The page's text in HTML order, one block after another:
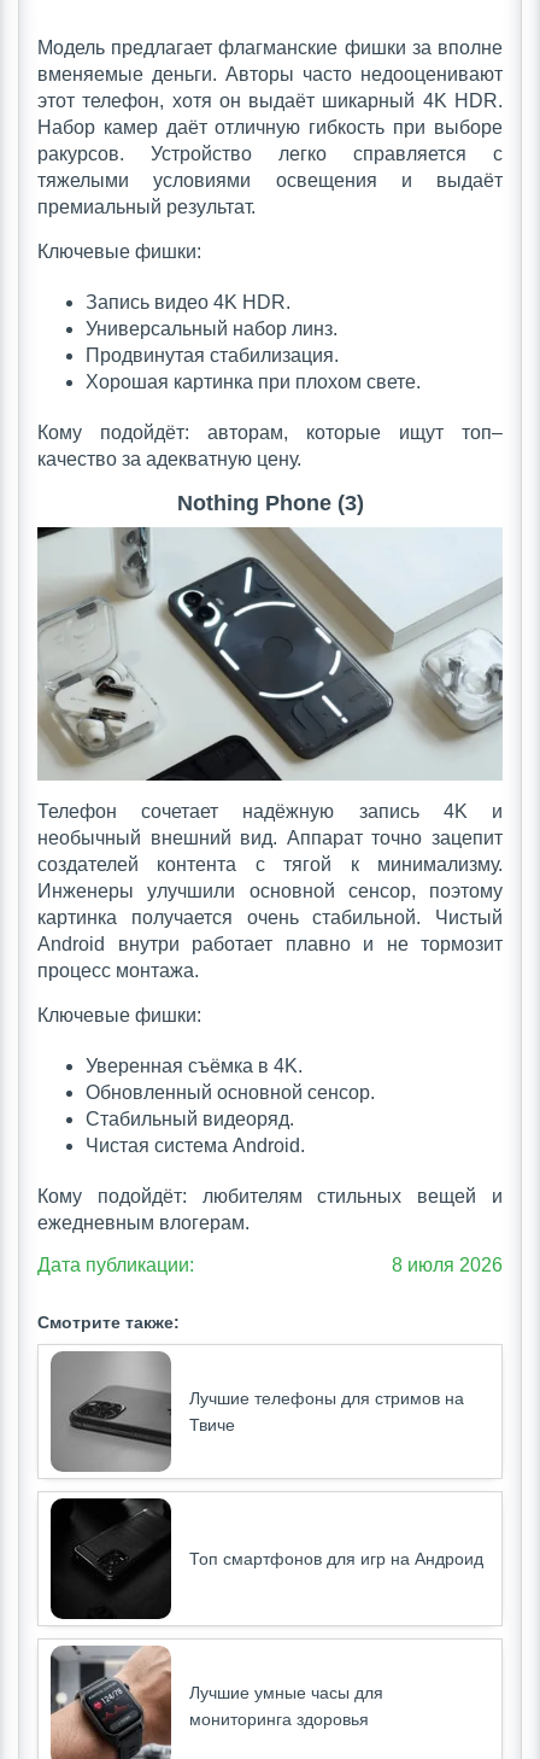
Модель предлагает флагманские фишки за вполне
вменяемые деньги. Авторы часто недооценивают
этот телефон, хотя он выдаёт шикарный 4K HDR.
Набор камер даёт отличную гибкость при выборе
ракурсов. Устройство легко справляется с
тяжелыми условиями освещения и выдаёт
премиальный результат.
Ключевые фишки:
Запись видео 4K HDR.
Универсальный набор линз.
Продвинутая стабилизация.
Хорошая картинка при плохом свете.
Кому подойдёт: авторам, которые ищут топ–
качество за адекватную цену.
Nothing Phone (3)
Телефон сочетает надёжную запись 4K и
необычный внешний вид. Аппарат точно зацепит
создателей контента с тягой к минимализму.
Инженеры улучшили основной сенсор, поэтому
картинка получается очень стабильной. Чистый
Android внутри работает плавно и не тормозит
процесс монтажа.
Ключевые фишки:
Уверенная съёмка в 4K.
Обновленный основной сенсор.
Стабильный видеоряд.
Чистая система Android.
Кому подойдёт: любителям стильных вещей и
ежедневным влогерам.
Дата публикации: 8 июля 2026
Смотрите также:
Лучшие телефоны для стримов на
Твиче
Топ смартфонов для игр на Андроид
Лучшие умные часы для
мониторинга здоровья